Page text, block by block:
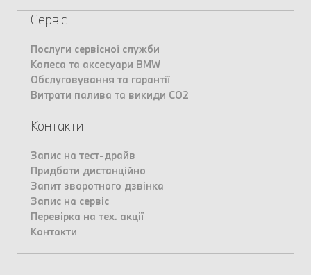
Сервіс
Послуги сервісної служби
Колеса та аксесуари BMW
Обслуговування та гарантії
Витрати палива та викиди CO2
Контакти
Запис на тест-драйв
Придбати дистанційно
Запит зворотного дзвінка
Запис на сервіс
Перевірка на тех. акції
Контакти